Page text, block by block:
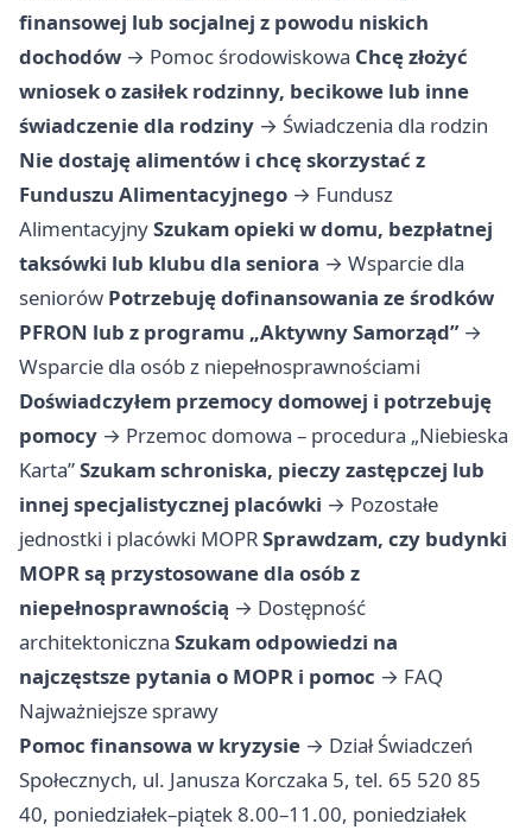
finansowej lub socjalnej z powodu niskich
dochodów → Pomoc środowiskowa Chcę złożyć
wniosek o zasiłek rodzinny, becikowe lub inne
świadczenie dla rodziny → Świadczenia dla rodzin
Nie dostaję alimentów i chcę skorzystać z
Funduszu Alimentacyjnego → Fundusz
AlimentacyjnySzukam opieki w domu, bezpłatnej
taksówki lub klubu dla seniora → Wsparcie dla
seniorów Potrzebuję dofinansowania ze środków
PFRON lub z programu „Aktywny Samorząd”→
Wsparcie dla osób z niepełnosprawnościami
Doświadczyłem przemocy domowej i potrzebuję
pomocy → Przemoc domowa – procedura „Niebieska
Karta”Szukam schroniska, pieczy zastępczej lub
innej specjalistycznej placówki → Pozostałe
jednostki i placówki MOPRSprawdzam, czy budynki
MOPR są przystosowane dla osób z
niepełnosprawnością → Dostępność
architektoniczna Szukam odpowiedzi na
najczęstsze pytania o MOPR i pomoc → FAQ
Najważniejsze sprawy
Pomoc finansowa w kryzysie → Dział Świadczeń
Społecznych, ul. Janusza Korczaka 5, tel. 65 520 85
40, poniedziałek–piątek 8.00–11.00, poniedziałek